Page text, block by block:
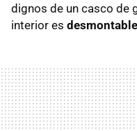
dignos de un casco de
interior es